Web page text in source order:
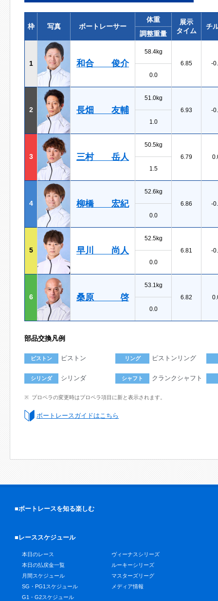
枠 写真 ボートレーサー
体重
展示
タイム
チ
調整重量
1 和合 俊介
58.4kg
6.85
-
0.0
2 長畑 友輔
51.0kg
6.93
-
1.0
3 三村 岳人
50.5kg
6.79
1.5
4 柳橋 宏紀
52.6kg
6.86
-
0.0
5 早川 尚人
52.5kg
6.81
-
0.0
6 桑原 啓
53.1kg
6.82
0.0
部品交換凡例
ピストン ピストン リング ピストンリング
シリンダ シリンダ シャフト クランクシャフト
プロペラの変更時はプロペラ項目に新と表示されます。
ボートレースガイドはこちら
■ボートレースを知る楽しむ
■レーススケジュール
本日のレース
本日の払戻金一覧
月間スケジュール
SG・PG1スケジュール
G1・G2スケジュール
ヴィーナスシリーズ
ルーキーシリーズ
マスターズリーグ
メディア情報